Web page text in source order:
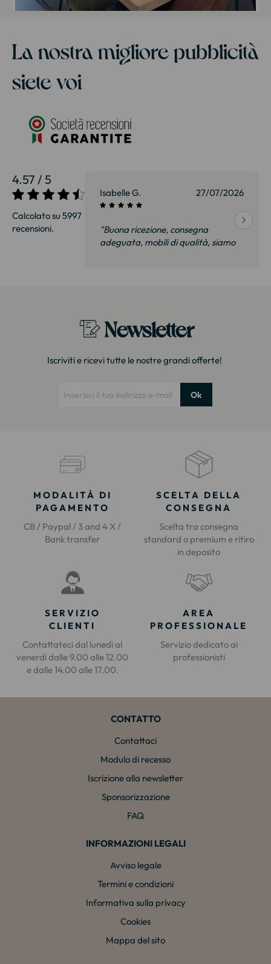
La nostra migliore pubblicità
siete voi
4.57 / 5
Calcolato su 5997
recensioni.
01/07/2026
visto
Isabelle G. 27/07/2026
"Buona ricezione, consegna
adeguata, mobili di qualità, siamo
Newsletter
Iscriviti e ricevi tutte le nostre grandi offerte!
Ok
MODALITÀ DI
PAGAMENTO
CB / Paypal / 3 and 4 X /
Bank transfer
SCELTA DELLA
CONSEGNA
Scelta tra consegna
standard o premium e ritiro
in deposito
SERVIZIO
CLIENTI
Contattateci dal lunedì al
venerdì dalle 9.00 alle 12.00
e dalle 14.00 alle 17.00.
AREA
PROFESSIONALE
Servizio dedicato ai
professionisti
CONTATTO
Contattaci
Modulo di recesso
Iscrizione alla newsletter
Sponsorizzazione
FAQ
INFORMAZIONI LEGALI
Avviso legale
Termini e condizioni
Informativa sulla privacy
Cookies
Mappa del sito